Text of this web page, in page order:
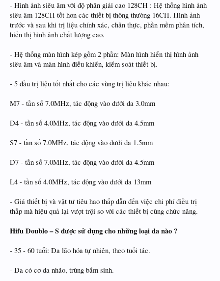
- Hình ảnh siêu âm với độ phân giải cao 128CH : Hệ thống hình ảnh
siêu âm 128CH tốt hơn các thiết bị thông thường 16CH. Hình ảnh
trước và sau khi trị liệu chính xác, chân thực, phần mềm phân tích,
hiển thị hình ảnh chất lượng cao.
- Hệ thống màn hình kép gồm 2 phần: Màn hình hiển thị hình ảnh
siêu âm và màn hình điều khiển, kiểm soát thiết bị.
- 5 đầu trị liệu tốt nhất cho các vùng trị liệu khác nhau:
M7 - tần số 7.0MHz, tác động vào dưới da 3.0mm
D4 - tần số 4.0MHz, tác động vào dưới da 4.5mm
S7 - tần số 7.0MHz, tác động vào dưới da 1.5mm
D7 - tần số 7.0MHz, tác động vào dưới da 4.5mm
L4 - tần số 4.0MHz, tác động vào dưới da 13mm
- Giá thiết bị và vật tư tiêu hao thấp dẫn đến việc chi phí điều trị
thấp mà hiệu quả lại vượt trội so với các thiết bị cùng chức năng.
Hifu Doublo – S được sử dụng cho những loại da nào ?
- 35 - 60 tuổi: Da lão hóa tự nhiên, theo tuổi tác.
- Da có cơ da nhão, trùng bẩm sinh.